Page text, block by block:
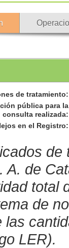
de tratamiento:
pública para la
consulta realizada:
en el Registro:
A. de
total
de
las
LER).